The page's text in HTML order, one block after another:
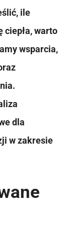
ile
ciepła, warto
wsparcia,
dla
w zakresie